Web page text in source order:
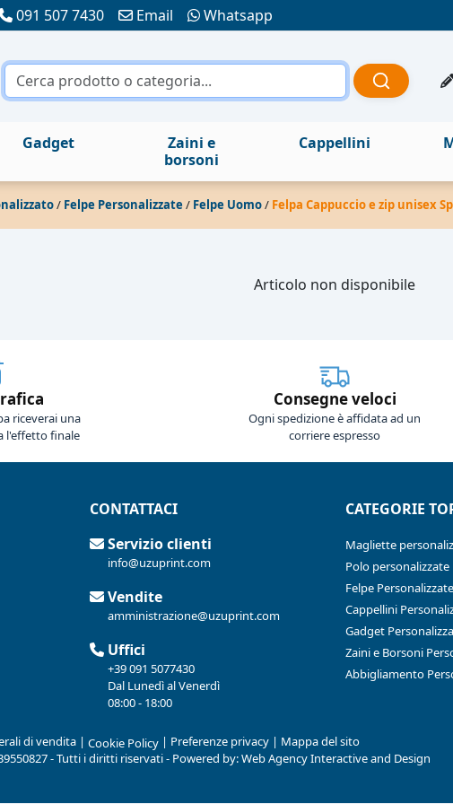
091 507 7430 Email Whatsapp
Gadget
Zaini e
borsoni
Cappellini
/ Felpe Personalizzate / Felpe Uomo/ Felpa Cappuccio e zip unisex
Articolo non disponibile
riceverai una
l'effetto finale
Consegne veloci
Ogni spedizione è affidata ad un
corriere espresso
CONTATTACI
Servizio clienti
info@uzuprint.com
Vendite
amministrazione@uzuprint.com
Uffici
+39 091 5077430
Dal Lunedì al Venerdì
08:00 - 18:00
CATEGORIE
Magliette
Polo personalizzate
Felpe Personalizzate
Cappellini
Gadget
Zaini e Borsoni
Abbigliamento
di vendita | Cookie Policy | Preferenze privacy | Mappa del sito
- Tutti i diritti riservati - Powered by:Web Agency Interactive and Design